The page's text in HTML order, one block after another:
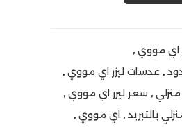
اي مووي ,
,عدسات ليزر اي مووي ,
منزلي , سعر ليزر اي مووي ,
بالتبريد , اي مووي ,